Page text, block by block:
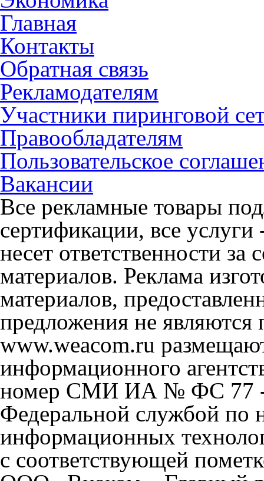
Главная
Контакты
Обратная связь
Рекламодателям
Участники пиринговой
Правообладателям
Пользовательское
Вакансии
Все рекламные товары
сертификации, все
несет ответственности
материалов. Реклама
материалов,
предложения не
www.weacom.ru
информационного
номер СМИ ИА № ФС 77 -
Федеральной службой по
информационных
с соответствующей